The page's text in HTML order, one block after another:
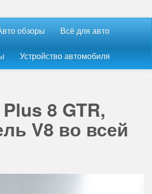
обзоры Всё для авто
Устройство автомобиля
8 GTR,
V8 во всей